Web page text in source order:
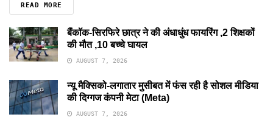
READ MORE
बैंकॉक-सिरफिरे छात्र ने की अंधाधुंध फायरिंग ,2 शिक्षकों
की मौत ,10 बच्चे घायल
AUGUST 7, 2026
न्यू मैक्सिको-लगातार मुसीबत में फंस रही है सोशल मीडिया
की दिग्गज कंपनी मेटा (Meta)
AUGUST 7, 2026